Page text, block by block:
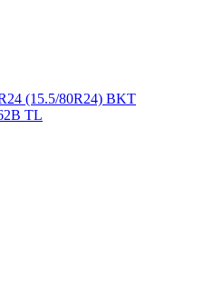
(15.5/80R24) BKT
TL